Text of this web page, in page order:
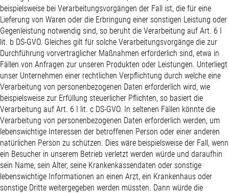
beispielsweise bei Verarbeitungsvorgängen der Fall ist, die für eine
Lieferung von Waren oder die Erbringung einer sonstigen Leistung oder
Gegenleistung notwendig sind, so beruht die Verarbeitung auf Art. 6 I
lit. b DS-GVO. Gleiches gilt für solche Verarbeitungsvorgänge die zur
Durchführung vorvertraglicher Maßnahmen erforderlich sind, etwa in
Fällen von Anfragen zur unseren Produkten oder Leistungen. Unterliegt
unser Unternehmen einer rechtlichen Verpflichtung durch welche eine
Verarbeitung von personenbezogenen Daten erforderlich wird, wie
beispielsweise zur Erfüllung steuerlicher Pflichten, so basiert die
Verarbeitung auf Art. 6 I lit. c DS-GVO. In seltenen Fällen könnte die
Verarbeitung von personenbezogenen Daten erforderlich werden, um
lebenswichtige Interessen der betroffenen Person oder einer anderen
natürlichen Person zu schützen. Dies wäre beispielsweise der Fall, wenn
ein Besucher in unserem Betrieb verletzt werden würde und daraufhin
sein Name, sein Alter, seine Krankenkassendaten oder sonstige
lebenswichtige Informationen an einen Arzt, ein Krankenhaus oder
sonstige Dritte weitergegeben werden müssten. Dann würde die